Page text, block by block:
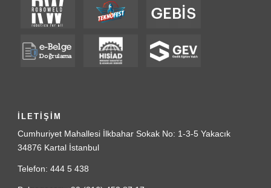
İLETİŞİM
Cumhuriyet Mahallesi İlkbahar Sokak No: 1-3-5 Yakacık
34876 Kartal İstanbul
Telefon: 444 5 438